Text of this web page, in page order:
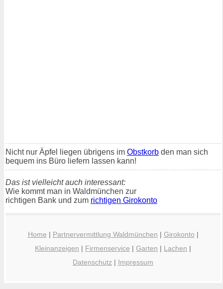
Nicht nur Äpfel liegen übrigens im Obstkorb den man sich
bequem ins Büro liefern lassen kann!
Das ist vielleicht auch interessant:
Wie kommt man in Waldmünchen zur
richtigen Bank und zum richtigen Girokonto
Home | Partnervermittlung Waldmünchen | Girokonto |
Kleinanzeigen | Firmenservice | Garten | Lachen |
Datenschutz | Impressum